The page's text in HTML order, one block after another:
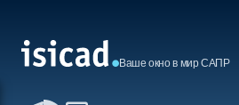
Ваше окно в мир САПР